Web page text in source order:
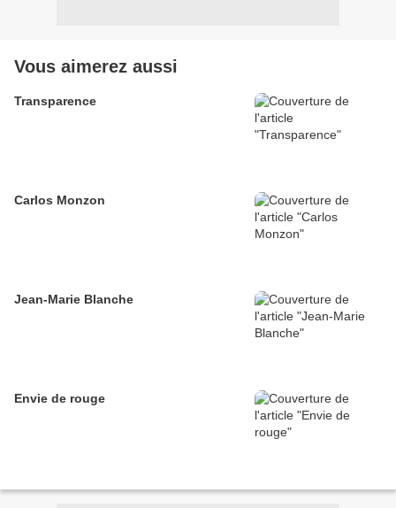
Vous aimerez aussi
Transparence
Carlos Monzon
Jean-Marie Blanche
Envie de rouge